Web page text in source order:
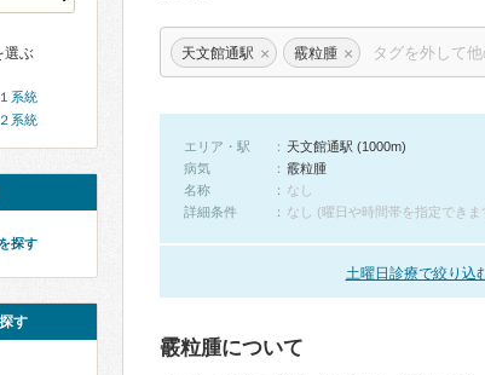
天文館通駅 × 霰粒腫 ×
エリア・駅
天文館通駅 (1000m)
病気
霰粒腫
名称
なし
詳細条件
なし (曜日や時間帯を指定できま
土曜日診療で絞り込
霰粒腫について
選ぶ
系統
系統
探す
す